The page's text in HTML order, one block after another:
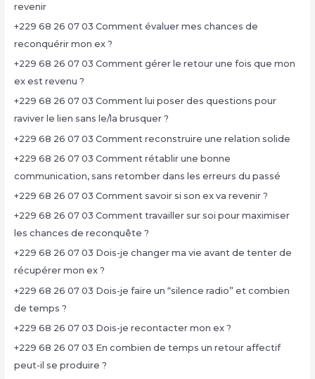
revenir
+229 68 26 07 03 Comment évaluer mes chances de
reconquérir mon ex ?
+229 68 26 07 03 Comment gérer le retour une fois que mon
ex est revenu ?
+229 68 26 07 03 Comment lui poser des questions pour
raviver le lien sans le/la brusquer ?
+229 68 26 07 03 Comment reconstruire une relation solide
+229 68 26 07 03 Comment rétablir une bonne
communication, sans retomber dans les erreurs du passé
+229 68 26 07 03 Comment savoir si son ex va revenir ?
+229 68 26 07 03 Comment travailler sur soi pour maximiser
les chances de reconquête ?
+229 68 26 07 03 Dois-je changer ma vie avant de tenter de
récupérer mon ex ?
+229 68 26 07 03 Dois-je faire un “silence radio” et combien
de temps ?
+229 68 26 07 03 Dois-je recontacter mon ex ?
+229 68 26 07 03 En combien de temps un retour affectif
peut-il se produire ?